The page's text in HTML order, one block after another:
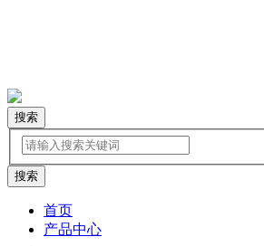
搜索
首页
产品中心